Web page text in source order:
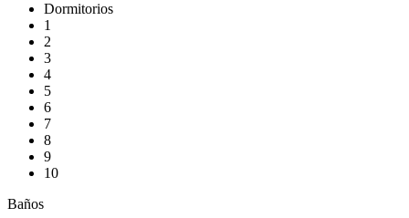
Dormitorios
1
2
3
4
5
6
7
8
9
10
Baños